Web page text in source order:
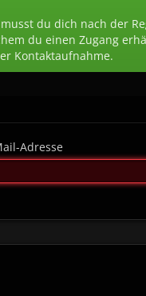
du dich nach der
du einen Zugang
Kontaktaufnahme.
Adresse